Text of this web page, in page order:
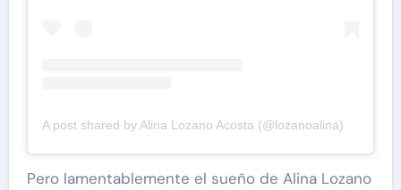
A post shared by Alina Lozano Acosta (@lozanoalina)
Pero lamentablemente el sueño de Alina Lozano